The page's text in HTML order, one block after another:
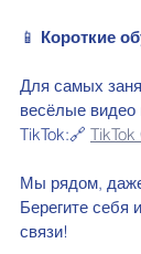
📱 Короткие
Для самых
весёлые
TikTok:🔗
Мы рядом,
Берегите себя
связи!